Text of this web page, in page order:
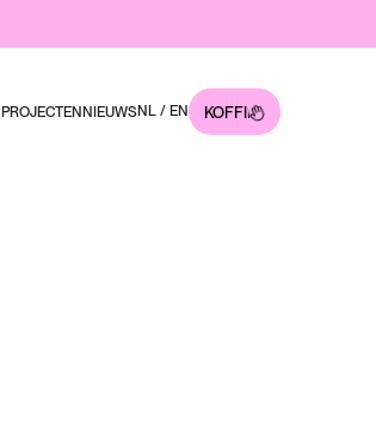
PROJECTEN NIEUWSNL / EN KOFFIE?